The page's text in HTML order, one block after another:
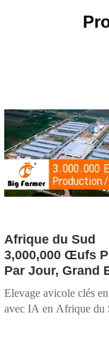
Afrique du Sud
3,000,000 Œufs
Par Jour, Grand
Avicole Moderne
Gestion IA et
d'Affaires Clés
Elevage avicole clés
avec IA en Afrique du